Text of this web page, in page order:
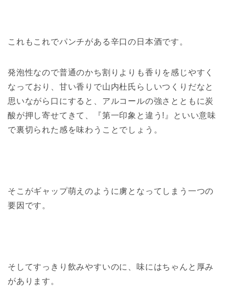
これもこれでパンチがある辛口の日本酒です。
発泡性なので普通のかち割りよりも香りを感じやすく
なっており、甘い香りで山内杜氏らしいつくりだなと
思いながら口にすると、アルコールの強さとともに炭
酸が押し寄せてきて、『第一印象と違う!』といい意味
で裏切られた感を味わうことでしょう。
そこがギャップ萌えのように虜となってしまう一つの
要因です。
そしてすっきり飲みやすいのに、味にはちゃんと厚み
があります。